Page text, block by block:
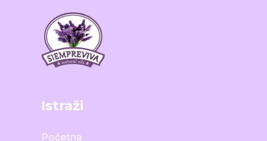
Istraži
Početna